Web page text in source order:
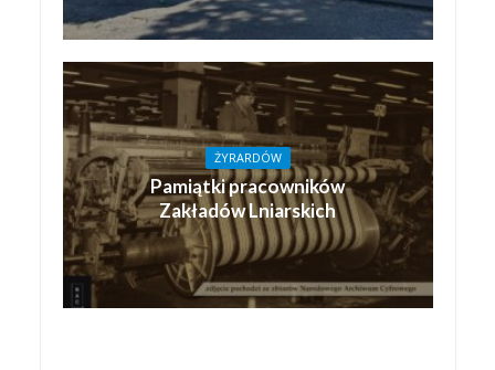
ŻYRARDÓW
Pamiątki pracowników
Zakładów Lniarskich